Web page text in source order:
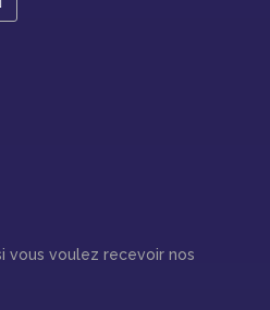
vous voulez recevoir nos